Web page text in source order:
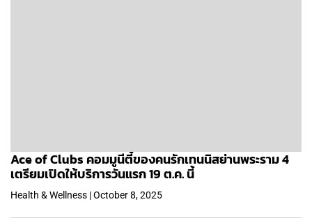
Ace of Clubs คอมมูนีตี้ของคนรักเทนนิสย่านพระราม 4
เตรียมเปิดให้บริการวันแรก 19 ต.ค. นี้
Health & Wellness | October 8, 2025